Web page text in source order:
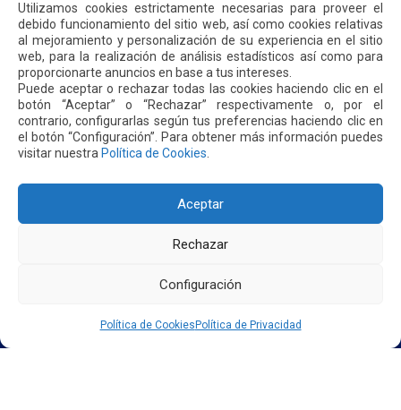
Utilizamos cookies estrictamente necesarias para proveer el
debido funcionamiento del sitio web, así como cookies relativas
al mejoramiento y personalización de su experiencia en el sitio
web, para la realización de análisis estadísticos así como para
proporcionarte anuncios en base a tus intereses.
Puede aceptar o rechazar todas las cookies haciendo clic en el
botón “Aceptar” o “Rechazar” respectivamente o, por el
contrario, configurarlas según tus preferencias haciendo clic en
el botón “Configuración”. Para obtener más información puedes
visitar nuestra Política de Cookies
Aceptar
Rechazar
Configuración
Política de Cookies Política de Privacidad
INICIO
SOMOS QUIPORT
SOSTENIBILIDAD
NOTICIAS
CONTÁCTENOS
POLÍTICA DE PRIVACIDADPOLÍTICA DE COOKIES
Internacional Mariscal Sucre, Edif. Quito Airport Center, nivel 2.